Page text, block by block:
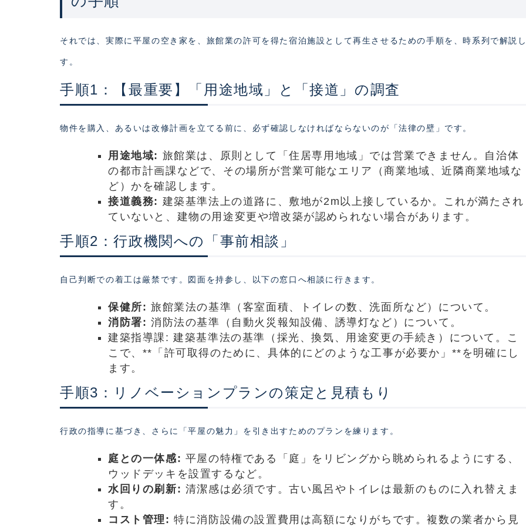
それでは、実際に平屋の空き家を、旅館業の許可を得た宿泊施設として再生させるための手順を、時系列で解説
す。
手順1：【最重要】「用途地域」と「接道」の調査
物件を購入、あるいは改修計画を立てる前に、必ず確認しなければならないのが「法律の壁」です。
用途地域: 旅館業は、原則として「住居専用地域」では営業できません。自治体
の都市計画課などで、その場所が営業可能なエリア（商業地域、近隣商業地域な
ど）かを確認します。
接道義務: 建築基準法上の道路に、敷地が2m以上接しているか。これが満たされ
ていないと、建物の用途変更や増改築が認められない場合があります。
手順2：行政機関への「事前相談」
自己判断での着工は厳禁です。図面を持参し、以下の窓口へ相談に行きます。
保健所: 旅館業法の基準（客室面積、トイレの数、洗面所など）について。
消防署: 消防法の基準（自動火災報知設備、誘導灯など）について。
建築指導課: 建築基準法の基準（採光、換気、用途変更の手続き）について。こ
こで、**「許可取得のために、具体的にどのような工事が必要か」**を明確にし
ます。
手順3：リノベーションプランの策定と見積もり
行政の指導に基づき、さらに「平屋の魅力」を引き出すためのプランを練ります。
庭との一体感: 平屋の特権である「庭」をリビングから眺められるようにする、
ウッドデッキを設置するなど。
水回りの刷新: 清潔感は必須です。古い風呂やトイレは最新のものに入れ替えま
す。
コスト管理: 特に消防設備の設置費用は高額になりがちです。複数の業者から見